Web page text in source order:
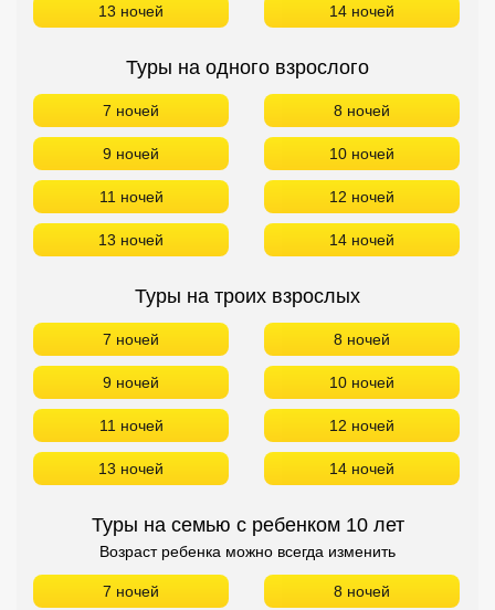
13 ночей 14 ночей
Туры на одного взрослого
7 ночей 8 ночей
9 ночей 10 ночей
11 ночей 12 ночей
13 ночей 14 ночей
Туры на троих взрослых
7 ночей 8 ночей
9 ночей 10 ночей
11 ночей 12 ночей
13 ночей 14 ночей
Туры на семью с ребенком 10 лет
Возраст ребенка можно всегда изменить
7 ночей 8 ночей